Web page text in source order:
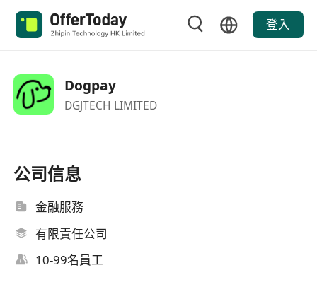
登入
Dogpay
DGJTECH LIMITED
公司信息
金融服務
有限責任公司
10-99名員工